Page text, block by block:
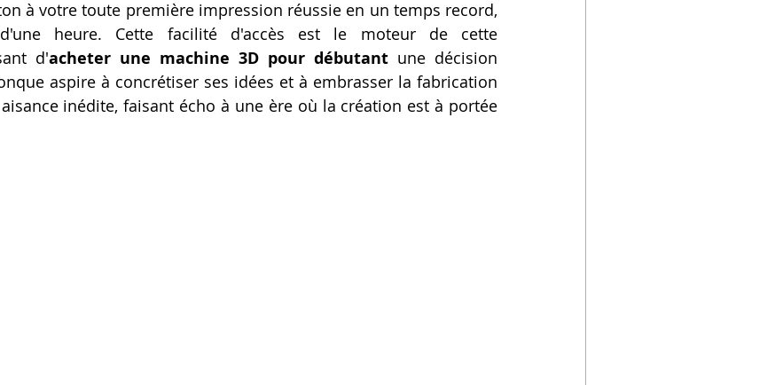
à votre toute première impression réussie en un temps record,
heure. Cette facilité d'accès est le moteur de cette
d'acheter une machine 3D pour débutant une décision
aspire à concrétiser ses idées et à embrasser la fabrication
inédite, faisant écho à une ère où la création est à portée